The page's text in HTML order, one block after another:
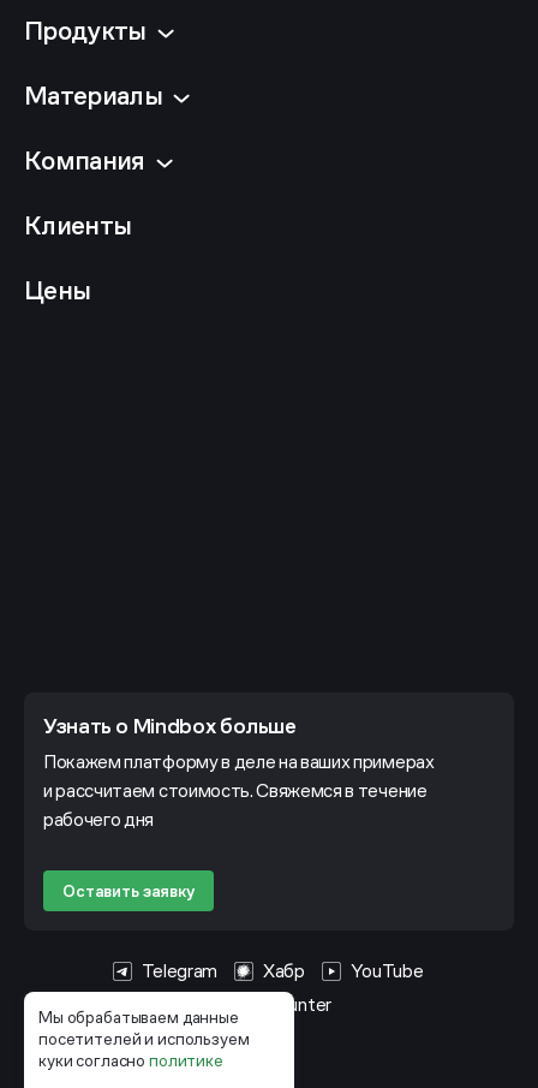
Мы обрабатываем данные
посетителей и используем
куки согласнополитике
Продукты
Материалы
Компания
Клиенты
Цены
Узнать о Mindbox больше
Покажем платформу в деле на ваших примерах
и рассчитаем стоимость. Свяжемся в течение
рабочего дня
Оставить заявку
Telegram Хабр
YouTube
HeadHunter